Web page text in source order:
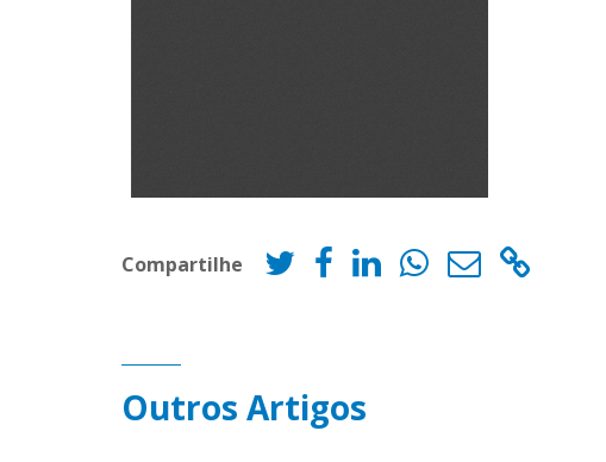
Compartilhe
Outros Artigos